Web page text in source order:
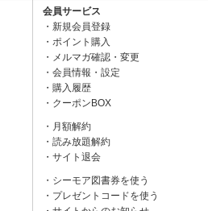
会員サービス
新規会員登録
ポイント購入
メルマガ確認・変更
会員情報・設定
購入履歴
クーポンBOX
月額解約
読み放題解約
サイト退会
シーモア図書券を使う
プレゼントコードを使う